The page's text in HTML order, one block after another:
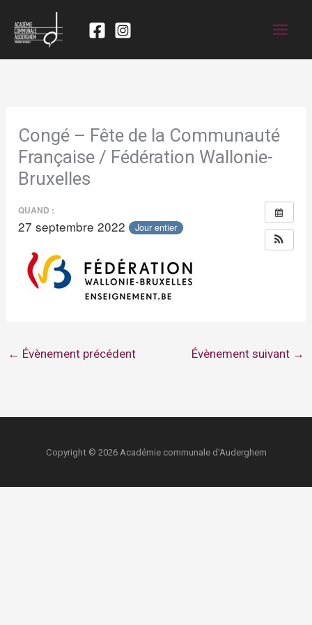
Congé – Fête de la Communauté
Française / Fédération Wallonie-
Bruxelles
QUAND :
27 septembre 2022 Jour entier
← Évènement précédent Évènement suivant →
Copyright © 2026 Académie communale d'Auderghem